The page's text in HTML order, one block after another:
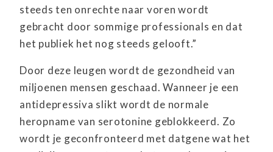
steeds ten onrechte naar voren wordt
gebracht door sommige professionals en dat
het publiek het nog steeds gelooft.”
Door deze leugen wordt de gezondheid van
miljoenen mensen geschaad. Wanneer je een
antidepressiva slikt wordt de normale
heropname van serotonine geblokkeerd. Zo
wordt je geconfronteerd met datgene wat het